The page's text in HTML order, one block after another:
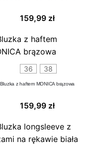
159,99 zł
36 38
Bluzka z haftem MONICA brązowa
159,99 zł